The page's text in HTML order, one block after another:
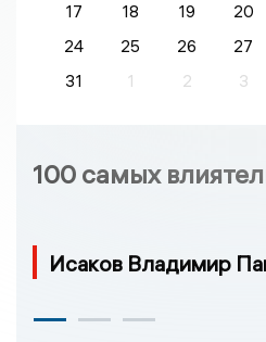
17
18 19 20
24
25 26 27
31
1 2 3
100 самых
Исаков Владимир